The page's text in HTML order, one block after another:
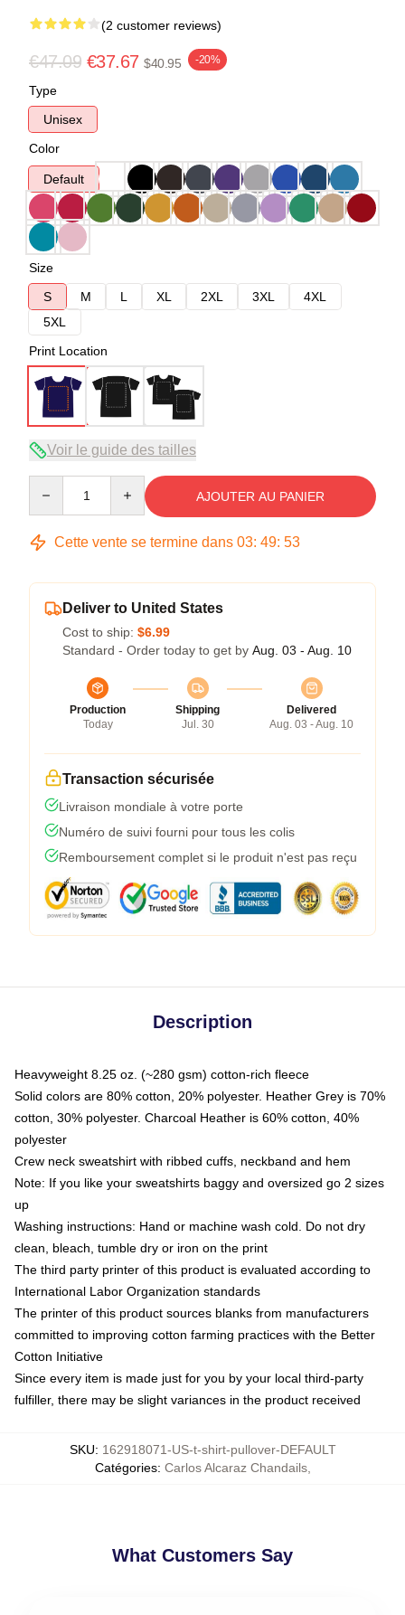
(2 customer reviews)
€47.09 €37.67 $40.95 -20%
Type
Unisex
Color
Default
Size
S
M L XL 2XL 3XL
4XL
5XL
Print Location
Voir le guide des tailles
AJOUTER AU PANIER
Cette vente se termine dans 03: 49: 53
Deliver to United States
Cost to ship: $6.99
Standard - Order today to get by Aug. 03 - Aug. 10
Production
Today
Shipping
Jul. 30
Delivered
Aug. 03 - Aug. 10
Transaction sécurisée
Livraison mondiale à votre porte
Numéro de suivi fourni pour tous les colis
Remboursement complet si le produit n'est pas reçu
Description
Heavyweight 8.25 oz. (~280 gsm) cotton-rich fleece
Solid colors are 80% cotton, 20% polyester. Heather Grey is 70%
cotton, 30% polyester. Charcoal Heather is 60% cotton, 40%
polyester
Crew neck sweatshirt with ribbed cuffs, neckband and hem
Note: If you like your sweatshirts baggy and oversized go 2 sizes
up
Washing instructions: Hand or machine wash cold. Do not dry
clean, bleach, tumble dry or iron on the print
The third party printer of this product is evaluated according to
International Labor Organization standards
The printer of this product sources blanks from manufacturers
committed to improving cotton farming practices with the Better
Cotton Initiative
Since every item is made just for you by your local third-party
fulfiller, there may be slight variances in the product received
SKU: 162918071-US-t-shirt-pullover-DEFAULT
Catégories: Carlos Alcaraz Chandails,
What Customers Say